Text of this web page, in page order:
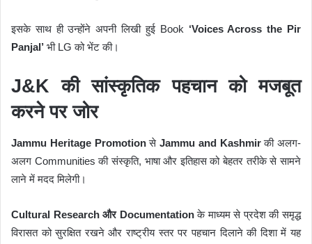
इसके साथ ही उन्होंने अपनी लिखी हुई Book ‘Voices Across the Pir
Panjal’ भी LG को भेंट की।
J&K की सांस्कृतिक पहचान को मजबूत
करने पर जोर
Jammu Heritage Promotionसे Jammu and Kashmirकी अलग-
अलग Communities की संस्कृति, भाषा और इतिहास को बेहतर तरीके से सामने
लाने में मदद मिलेगी।
Cultural Research और Documentationके माध्यम से प्रदेश की समृद्ध
विरासत को सुरक्षित रखने और राष्ट्रीय स्तर पर पहचान दिलाने की दिशा में यह